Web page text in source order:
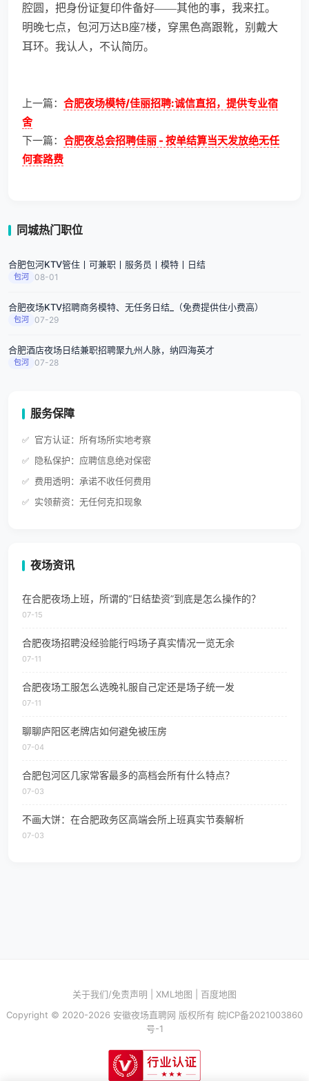
腔圆，把身份证复印件备好——其他的事，我来扛。
明晚七点，包河万达B座7楼，穿黑色高跟靴，别戴大
耳环。我认人，不认简历。
上一篇： 合肥夜场模特/佳丽招聘:诚信直招，提供专业宿
舍
下一篇： 合肥夜总会招聘佳丽 - 按单结算当天发放绝无任
何套路费
同城热门职位
合肥包河KTV管住丨可兼职丨服务员丨模特丨日结
包河 08-01
合肥夜场KTV招聘商务模特、无任务日结_（免费提供住小费高）
包河 07-29
合肥酒店夜场日结兼职招聘聚九州人脉，纳四海英才
包河 07-28
服务保障
官方认证：所有场所实地考察
隐私保护：应聘信息绝对保密
费用透明：承诺不收任何费用
实领薪资：无任何克扣现象
夜场资讯
在合肥夜场上班，所谓的“日结垫资”到底是怎么操作的？
07-15
合肥夜场招聘没经验能行吗场子真实情况一览无余
07-11
合肥夜场工服怎么选晚礼服自己定还是场子统一发
07-11
聊聊庐阳区老牌店如何避免被压房
07-04
合肥包河区几家常客最多的高档会所有什么特点？
07-03
不画大饼：在合肥政务区高端会所上班真实节奏解析
07-03
关于我们/免责声明 XML地图
百度地图
Copyright © 2020-2026 安徽夜场直聘网 版权所有 皖ICP备2021003860
号-1